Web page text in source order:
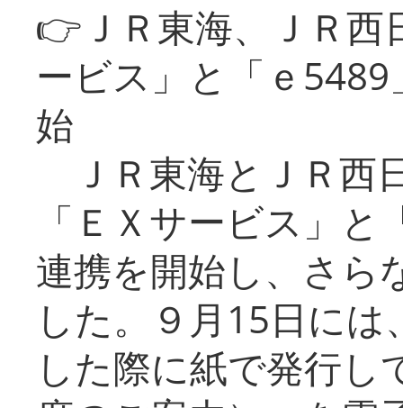
👉ＪＲ東海、ＪＲ
ービス」と「ｅ
始
ＪＲ東海とＪＲ西
「ＥＸサービス」
連携を開始し、さら
した。９月15日に
した際に紙で発行し